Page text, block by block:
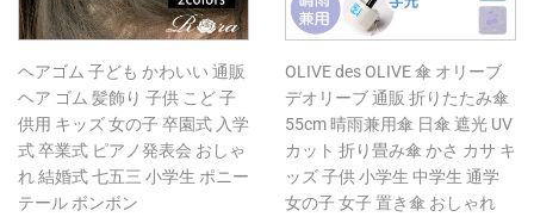
ヘアゴム 子ども かわいい 通販
ヘア ゴム 髪飾り 子供 こど 子
供用 キッズ 女の子 卒園式 入学
式 卒業式 ピアノ発表会 おしゃ
れ 結婚式 七五三 小学生 ポニー
テール ボンボン
OLIVE des OLIVE 傘 オリーブ
デオリーブ 通販 折りたたみ傘
55cm 晴雨兼用傘 日傘 遮光 UV
カット 折り畳み傘 かさ カサ キ
ッズ 子供 小学生 中学生 通学
女の子 女子 置き傘 おしゃれ